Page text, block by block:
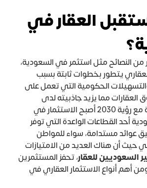
العقار في
من النصائح مثل استثمر في السعودية،
يتطور بخطوات ثابتة بسبب
الحكومية التي تعمل على
مما يزيد جاذبيته لدى
المستثمرين، خاصة مع رؤية 2030 أصبح الاستثمار في
أحد القطاعات الواعدة التي توفر
عوائد مستدامة، سواء للمواطن
حيث أن هناك العديد من الامتيازات
السعوديين للعقار، تحفز المستثمرين
أهم أنواع الاستثمار العقاري في